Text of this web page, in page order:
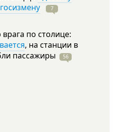
7
по столице:
, на станции в
пассажиры 56